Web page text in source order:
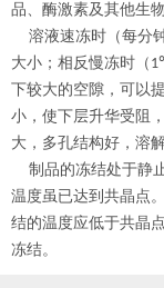
品、酶激素及其他生
溶液速冻时（每分
大小；相反慢冻时（ 1
下较大的空隙，可以
小，使下层升华受阻
大，多孔结构好，溶
制品的冻结处于静
温度虽已达到共晶点
结的温度应低于共晶
冻结。